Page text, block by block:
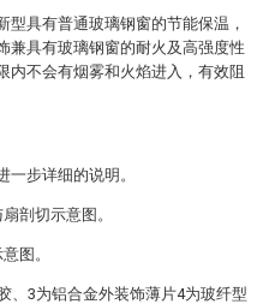
具有普通玻璃钢窗的节能保温，
兼具有玻璃钢窗的耐火及高强度性
内不会有烟雾和火焰进入，有效阻
步详细的说明。
剖切示意图。
图。
、3为铝合金外装饰薄片4为玻纤型